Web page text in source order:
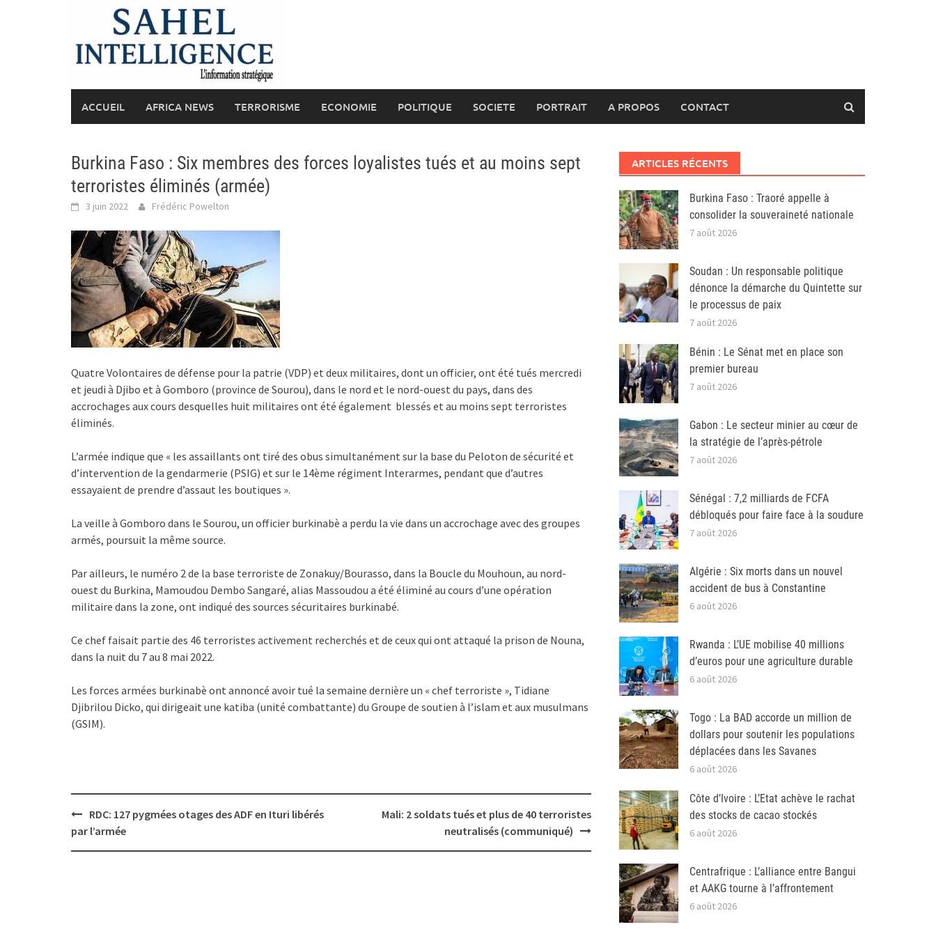
ACCUEIL AFRICA NEWS TERRORISME ECONOMIE POLITIQUE SOCIETE PORTRAIT A PROPOS CONTACT
Burkina Faso : Six membres des forces loyalistes tués et au moins sept
terroristes éliminés (armée)
3 juin 2022 Frédéric Powelton
Quatre Volontaires de défense pour la patrie (VDP) et deux militaires, dont un officier, ont été tués mercredi
et jeudi à Djibo et à Gomboro (province de Sourou), dans le nord et le nord-ouest du pays, dans des
accrochages aux cours desquelles huit militaires ont été également blessés et au moins sept terroristes
éliminés.
L’armée indique que « les assaillants ont tiré des obus simultanément sur la base du Peloton de sécurité et
d’intervention de la gendarmerie (PSIG) et sur le 14ème régiment Interarmes, pendant que d’autres
essayaient de prendre d’assaut les boutiques ».
La veille à Gomboro dans le Sourou, un officier burkinabè a perdu la vie dans un accrochage avec des groupes
armés, poursuit la même source.
Par ailleurs, le numéro 2 de la base terroriste de Zonakuy/Bourasso, dans la Boucle du Mouhoun, au nord-
ouest du Burkina, Mamoudou Dembo Sangaré, alias Massoudou a été éliminé au cours d’une opération
militaire dans la zone, ont indiqué des sources sécuritaires burkinabé.
Ce chef faisait partie des 46 terroristes activement recherchés et de ceux qui ont attaqué la prison de Nouna,
dans la nuit du 7 au 8 mai 2022.
Les forces armées burkinabè ont annoncé avoir tué la semaine dernière un « chef terroriste », Tidiane
Djibrilou Dicko, qui dirigeait une katiba (unité combattante) du Groupe de soutien à l’islam et aux musulmans
(GSIM).
Post
navigation
RDC: 127 pygmées otages des ADF en Ituri libérés
par l’armée
Mali: 2 soldats tués et plus de 40 terroristes
neutralisés (communiqué)
ARTICLES RÉCENTS
Burkina Faso : Traoré appelle à
consolider la souveraineté nationale
7 août 2026
Soudan : Un responsable politique
dénonce la démarche du Quintette sur
le processus de paix
7 août 2026
Bénin : Le Sénat met en place son
premier bureau
7 août 2026
Gabon : Le secteur minier au cœur de
la stratégie de l’après-pétrole
7 août 2026
Sénégal : 7,2 milliards de FCFA
débloqués pour faire face à la soudure
7 août 2026
Algérie : Six morts dans un nouvel
accident de bus à Constantine
6 août 2026
Rwanda : L’UE mobilise 40 millions
d’euros pour une agriculture durable
6 août 2026
Togo : La BAD accorde un million de
dollars pour soutenir les populations
déplacées dans les Savanes
6 août 2026
Côte d’Ivoire : L’Etat achève le rachat
des stocks de cacao stockés
6 août 2026
Centrafrique : L’alliance entre Bangui
et AAKG tourne à l’affrontement
6 août 2026